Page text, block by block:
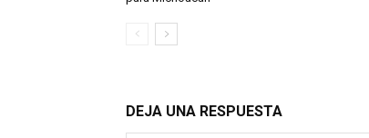
DEJA UNA RESPUESTA